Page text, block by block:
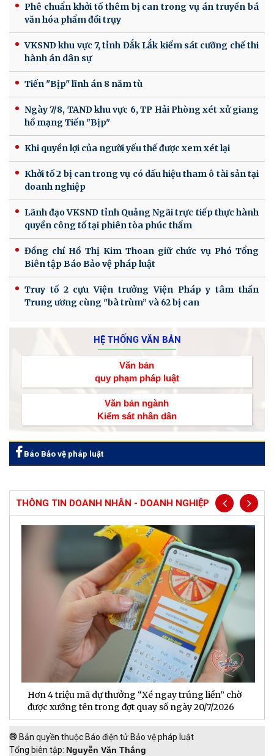
Phê chuẩn khởi tố thêm bị can trong vụ án truyền bá
văn hóa phẩm đồi trụy
VKSND khu vực 7, tỉnh Đắk Lắk kiểm sát cưỡng chế thi
hành án dân sự
Tiến "Bịp" lĩnh án 8 năm tù
Ngày 7/8, TAND khu vực 6, TP Hải Phòng xét xử giang
hồ mạng Tiến "Bịp"
Khi quyền lợi của người yếu thế được xem xét lại
Khởi tố 2 bị can trong vụ có dấu hiệu tham ô tài sản tại
doanh nghiệp
Lãnh đạo VKSND tỉnh Quảng Ngãi trực tiếp thực hành
quyền công tố tại phiên tòa phúc thẩm
Đồng chí Hồ Thị Kim Thoan giữ chức vụ Phó Tổng
Biên tập Báo Bảo vệ pháp luật
Truy tố 2 cựu Viện trưởng Viện Pháp y tâm thần
Trung ương cùng "bà trùm” và 62 bị can
HỆ THỐNG VĂN BẢN
Văn bản
quy phạm pháp luật
Văn bản ngành
Kiểm sát nhân dân
Báo Bảo vệ pháp luật
THÔNG TIN DOANH NHÂN - DOANH NGHIỆP
Hơn 4 triệu mã dự thưởng “Xé ngay trúng liền” chờ
được xướng tên trong đợt quay số ngày 20/7/2026
® Bản quyền thuộc Báo điện tử Bảo vệ pháp luật
Tổng biên tập: Nguyễn Văn Thắng